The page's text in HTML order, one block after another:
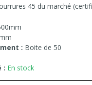
45 du marché
: Boite de 50
: En stock